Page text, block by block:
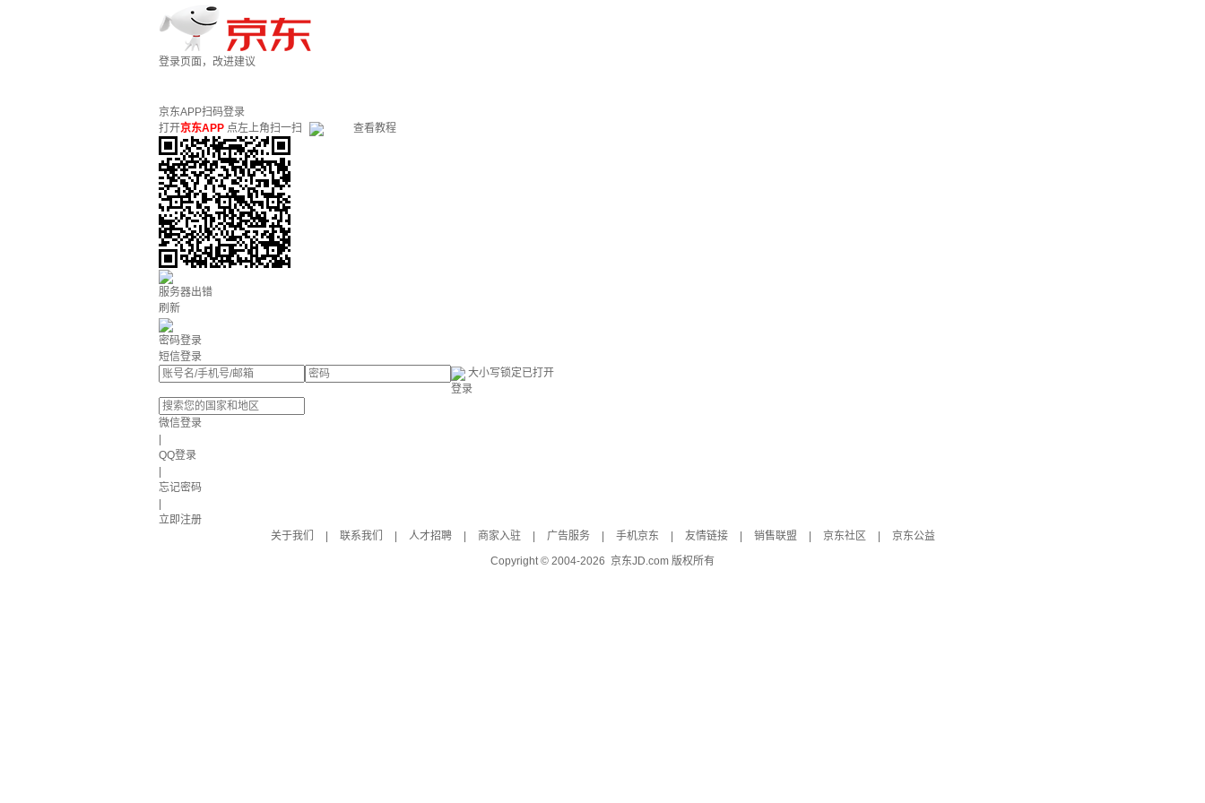
登录页面，改进建议
京东APP扫码登录
打开京东APP 点左上角扫一扫 查看教程
服务器出错
刷新
密码登录
短信登录
大小写锁定已打开
登录
微信登录
QQ登录
忘记密码
立即注册
关于我们
联系我们 人才招聘 商家入驻 广告服务 手机京东 友情链接 销售联盟 京东社区
京东公益
Copyright © 2004-2026 京东JD.com 版权所有